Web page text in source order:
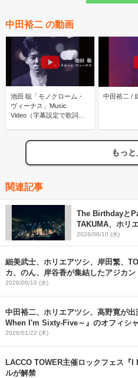
中田裕二 の動画
池田 聡「モノクローム・
ヴィーナス」Music
Video（字幕設定で歌詞表
中田裕二 /
もっ
関連記事
The Birthdayと
TAKUMA、ホリ
GTR祭など、こ
現した『
レポート！
2026/06/10 (水)
細美武士、ホリエアツシ、岸田繁、
カ、のん、岸谷香が集結したアジカ
ョンが実現した『ARABAKI ROCK
2026/06/10 (水)
中田裕二、ホリエアツシ、高野寛が
When I'm Sixty-Five～』のオフィシ
2026/01/22 (木)
LACCO TOWER主催ロックフェス『
ルが解禁